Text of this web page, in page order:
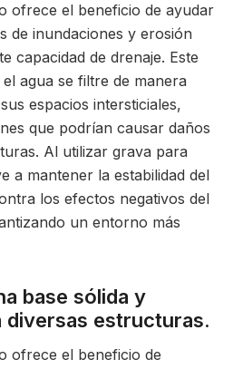
ofrece el beneficio de ayudar
de inundaciones y erosión
capacidad de drenaje. Este
agua se filtre de manera
espacios intersticiales,
que podrían causar daños
Al utilizar grava para
a mantener la estabilidad del
los efectos negativos del
un entorno más
base sólida y
diversas estructuras.
ofrece el beneficio de